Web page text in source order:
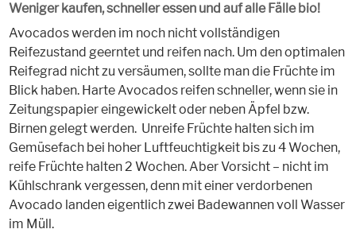
Weniger kaufen, schneller essen und auf alle Fälle bio!
Avocados werden im noch nicht vollständigen
Reifezustand geerntet und reifen nach. Um den optimalen
Reifegrad nicht zu versäumen, sollte man die Früchte im
Blick haben. Harte Avocados reifen schneller, wenn sie in
Zeitungspapier eingewickelt oder neben Äpfel bzw.
Birnen gelegt werden. Unreife Früchte halten sich im
Gemüsefach bei hoher Luftfeuchtigkeit bis zu 4 Wochen,
reife Früchte halten 2 Wochen. Aber Vorsicht – nicht im
Kühlschrank vergessen, denn mit einer verdorbenen
Avocado landen eigentlich zwei Badewannen voll Wasser
im Müll.